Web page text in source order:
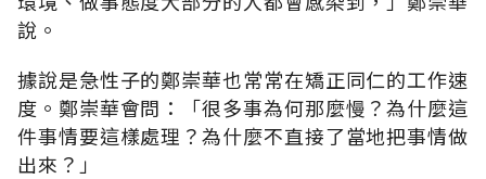
說。
據說是急性子的鄭崇華也常常在矯正同仁的工作速
度。鄭崇華會問：「很多事為何那麼慢？為什麼這
件事情要這樣處理？為什麼不直接了當地把事情做
出來？」